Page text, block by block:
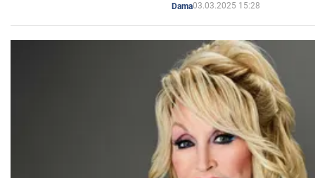
Dama03.03.2025 15:28